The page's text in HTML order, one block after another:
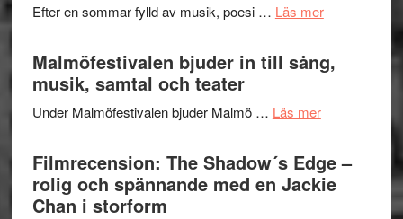
terräng
Efter en sommar fylld av musik, poesi … Läs merom
Hannes
Pöntinen
avslutar
Malmöfestivalen bjuder in till sång,
musik, samtal och teater
Under Malmöfestivalen bjuder Malmö … Läs merom
in
till
Filmrecension: The Shadow´s Edge –
rolig och spännande med en Jackie
Chan i storform